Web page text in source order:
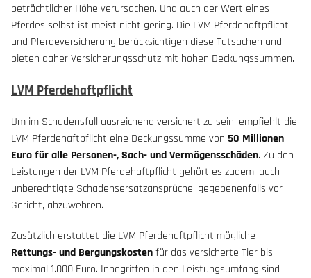
beträchtlicher Höhe verursachen. Und auch der Wert eines
Pferdes selbst ist meist nicht gering. Die LVM Pferdehaftpflicht
und Pferdeversicherung berücksichtigen diese Tatsachen und
bieten daher Versicherungsschutz mit hohen Deckungssummen.
LVM Pferdehaftpflicht
Um im Schadensfall ausreichend versichert zu sein, empfiehlt die
LVM Pferdehaftpflicht eine Deckungssumme von 50 Millionen
Euro für alle Personen-, Sach- und Vermögensschäden. Zu den
Leistungen der LVM Pferdehaftpflicht gehört es zudem, auch
unberechtigte Schadensersatzansprüche, gegebenenfalls vor
Gericht, abzuwehren.
Zusätzlich erstattet die LVM Pferdehaftpflicht mögliche
Rettungs- und Bergungskostenfür das versicherte Tier bis
maximal 1.000 Euro. Inbegriffen in den Leistungsumfang sind